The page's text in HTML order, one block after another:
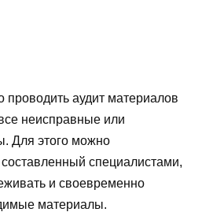
проводить аудит материалов
неисправные или
Для этого можно
составленный специалистами,
и своевременно
материалы.